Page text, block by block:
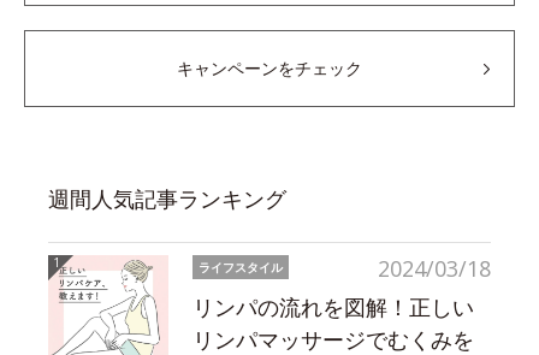
キャンペーンをチェック
週間人気記事ランキング
2024/03/18
ライフスタイル
リンパの流れを図解！正しい
リンパマッサージでむくみを